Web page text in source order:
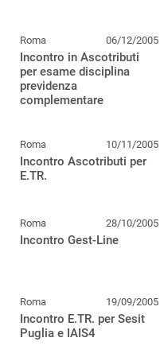
Roma 06/12/2005
Incontro in Ascotributi
per esame disciplina
previdenza
complementare
Roma 10/11/2005
Incontro Ascotributi per
E.TR.
Roma 28/10/2005
Incontro Gest-Line
Roma 19/09/2005
Incontro E.TR. per Sesit
Puglia e IAIS4